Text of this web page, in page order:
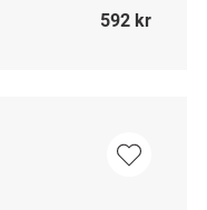
592 kr